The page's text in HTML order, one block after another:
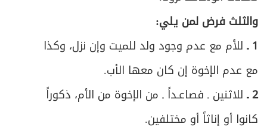
والثلث فرض لمن يلي:
1 ـ للأم مع عدم وجود ولد للميت وإن نزل، وكذا
مع عدم الإخوة إن كان معها الأب.
2 ـ للاثنين ـ فصاعـداً ـ من الإخوة من الأم، ذكوراً
كانوا أو إناثاً أو مختلفين.